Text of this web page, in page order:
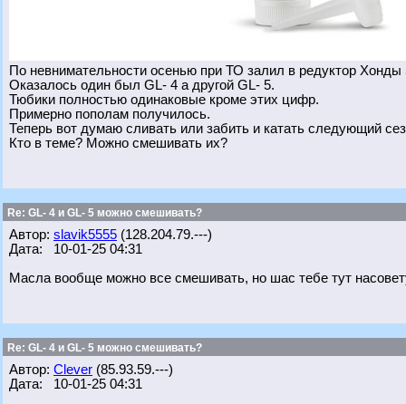
По невнимательности осенью при ТО залил в редуктор
Оказалось один был GL- 4 а другой GL- 5.
Тюбики полностью одинаковые кроме этих цифр.
Примерно пополам получилось.
Теперь вот думаю сливать или забить и катать следующий
Кто в теме? Можно смешивать их?
Re: GL- 4 и GL- 5 можно смешивать?
Автор: slavik5555 (128.204.79.---)
Дата: 10-01-25 04:31
Масла вообще можно все смешивать, но шас тебе тут
Re: GL- 4 и GL- 5 можно смешивать?
Автор: Clever (85.93.59.---)
Дата: 10-01-25 04:31